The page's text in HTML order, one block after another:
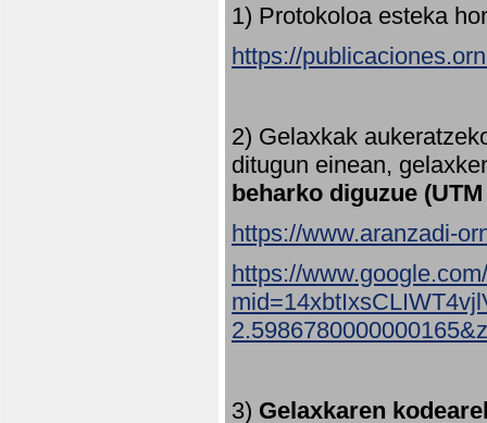
1) Protokoloa esteka
https://
2) Gelaxkak
ditugun einean,
beharko diguzue
https://www.aranzadi-
https://
3) Gelaxkaren